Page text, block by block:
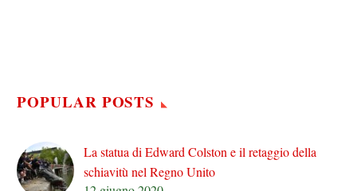
POPULAR POSTS
La statua di Edward Colston e il retaggio della
schiavitù nel Regno Unito